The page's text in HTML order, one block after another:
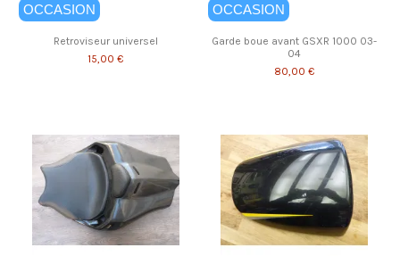
OCCASION
Retroviseur universel
15,00 €
OCCASION
Garde boue avant GSXR 1000 03-
04
80,00 €